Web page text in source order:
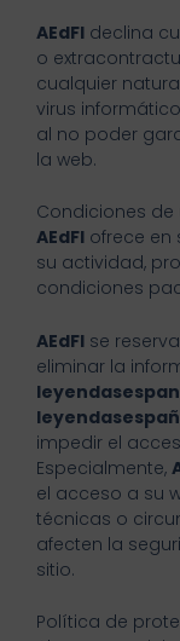
AEdFI declina
o
cualquier
virus
al no poder
la web.
Condiciones de
AEdFI ofrece en
su actividad,
condiciones
AEdFI se
eliminar la
impedir el
Especialmente,
el acceso a su
técnicas o
afecten la
sitio.
Política de